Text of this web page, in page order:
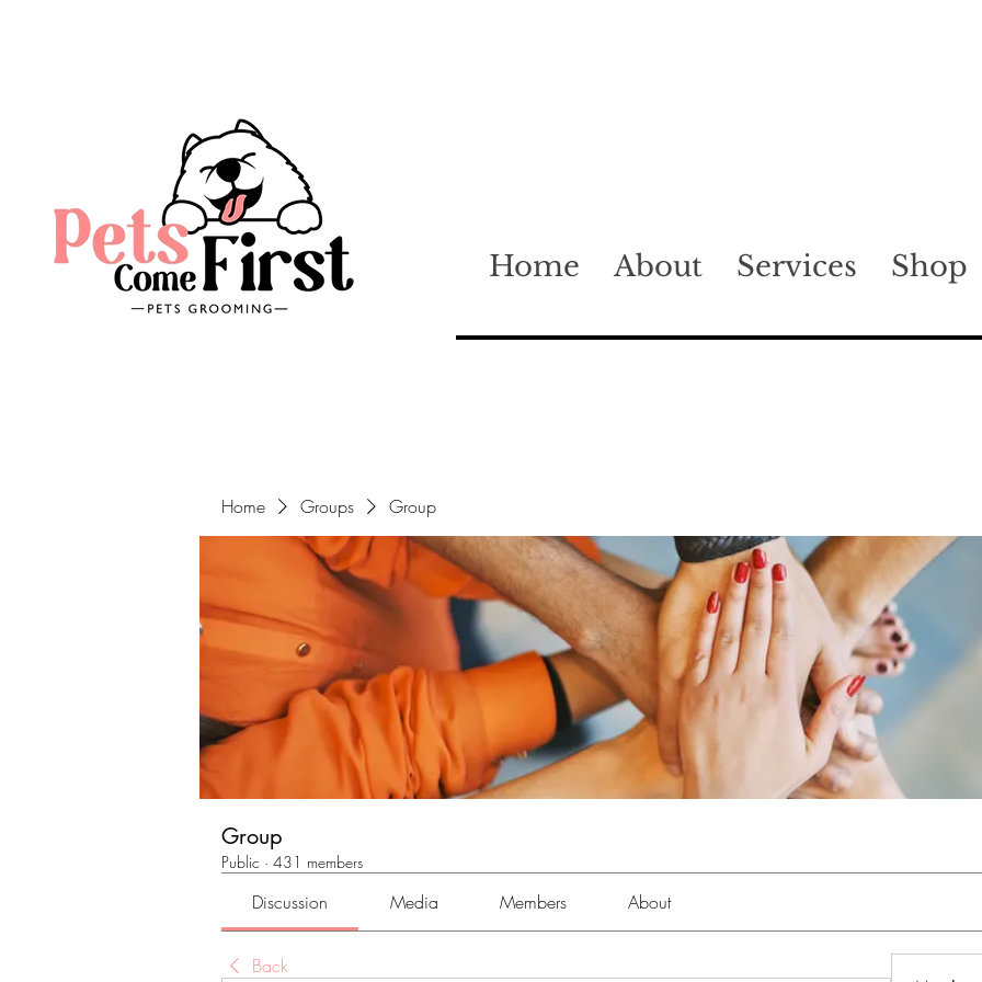
Home About Services Shop
Home Groups Group
Group
Public · 431 members
Discussion Media Members About
Back